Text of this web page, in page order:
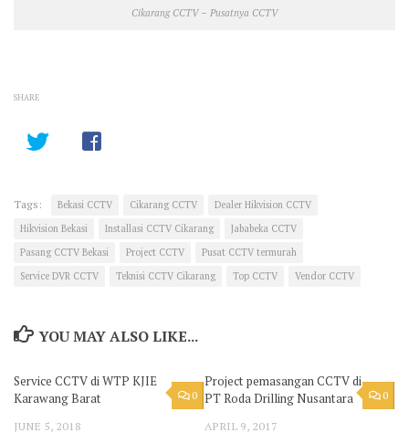
Cikarang CCTV – Pusatnya CCTV
SHARE
Tags: Bekasi CCTV Cikarang CCTV
Dealer Hikvision CCTV
Hikvision Bekasi
Installasi CCTV Cikarang
Jababeka CCTV
Pasang CCTV Bekasi
Project CCTV
Pusat CCTV termurah
Service DVR CCTV
Teknisi CCTV Cikarang Top CCTV Vendor CCTV
YOU MAY ALSO LIKE...
0
Service CCTV di WTP KJIE
Karawang Barat
JUNE 5, 2018
0
Project pemasangan CCTV di
PT Roda Drilling Nusantara
APRIL 9, 2017